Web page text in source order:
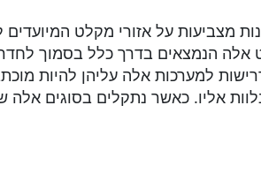
אלה הנמצאים בדרך כלל בסמוך
למערכות אלה עליהן להיות
אליו. כאשר נתקלים בסוגים